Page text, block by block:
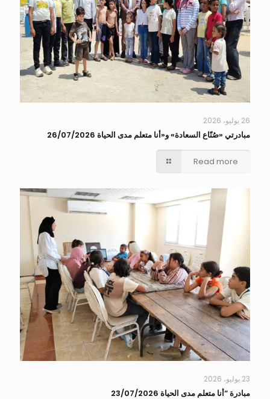
26 يوليو، 2026
مبادرتي «صُنّاع السعادة» و«أنا متعلم مدى الحياة 26/07/2026
Read more
23 يوليو، 2026
مبادرة “أنا متعلم مدى الحياة 23/07/2026